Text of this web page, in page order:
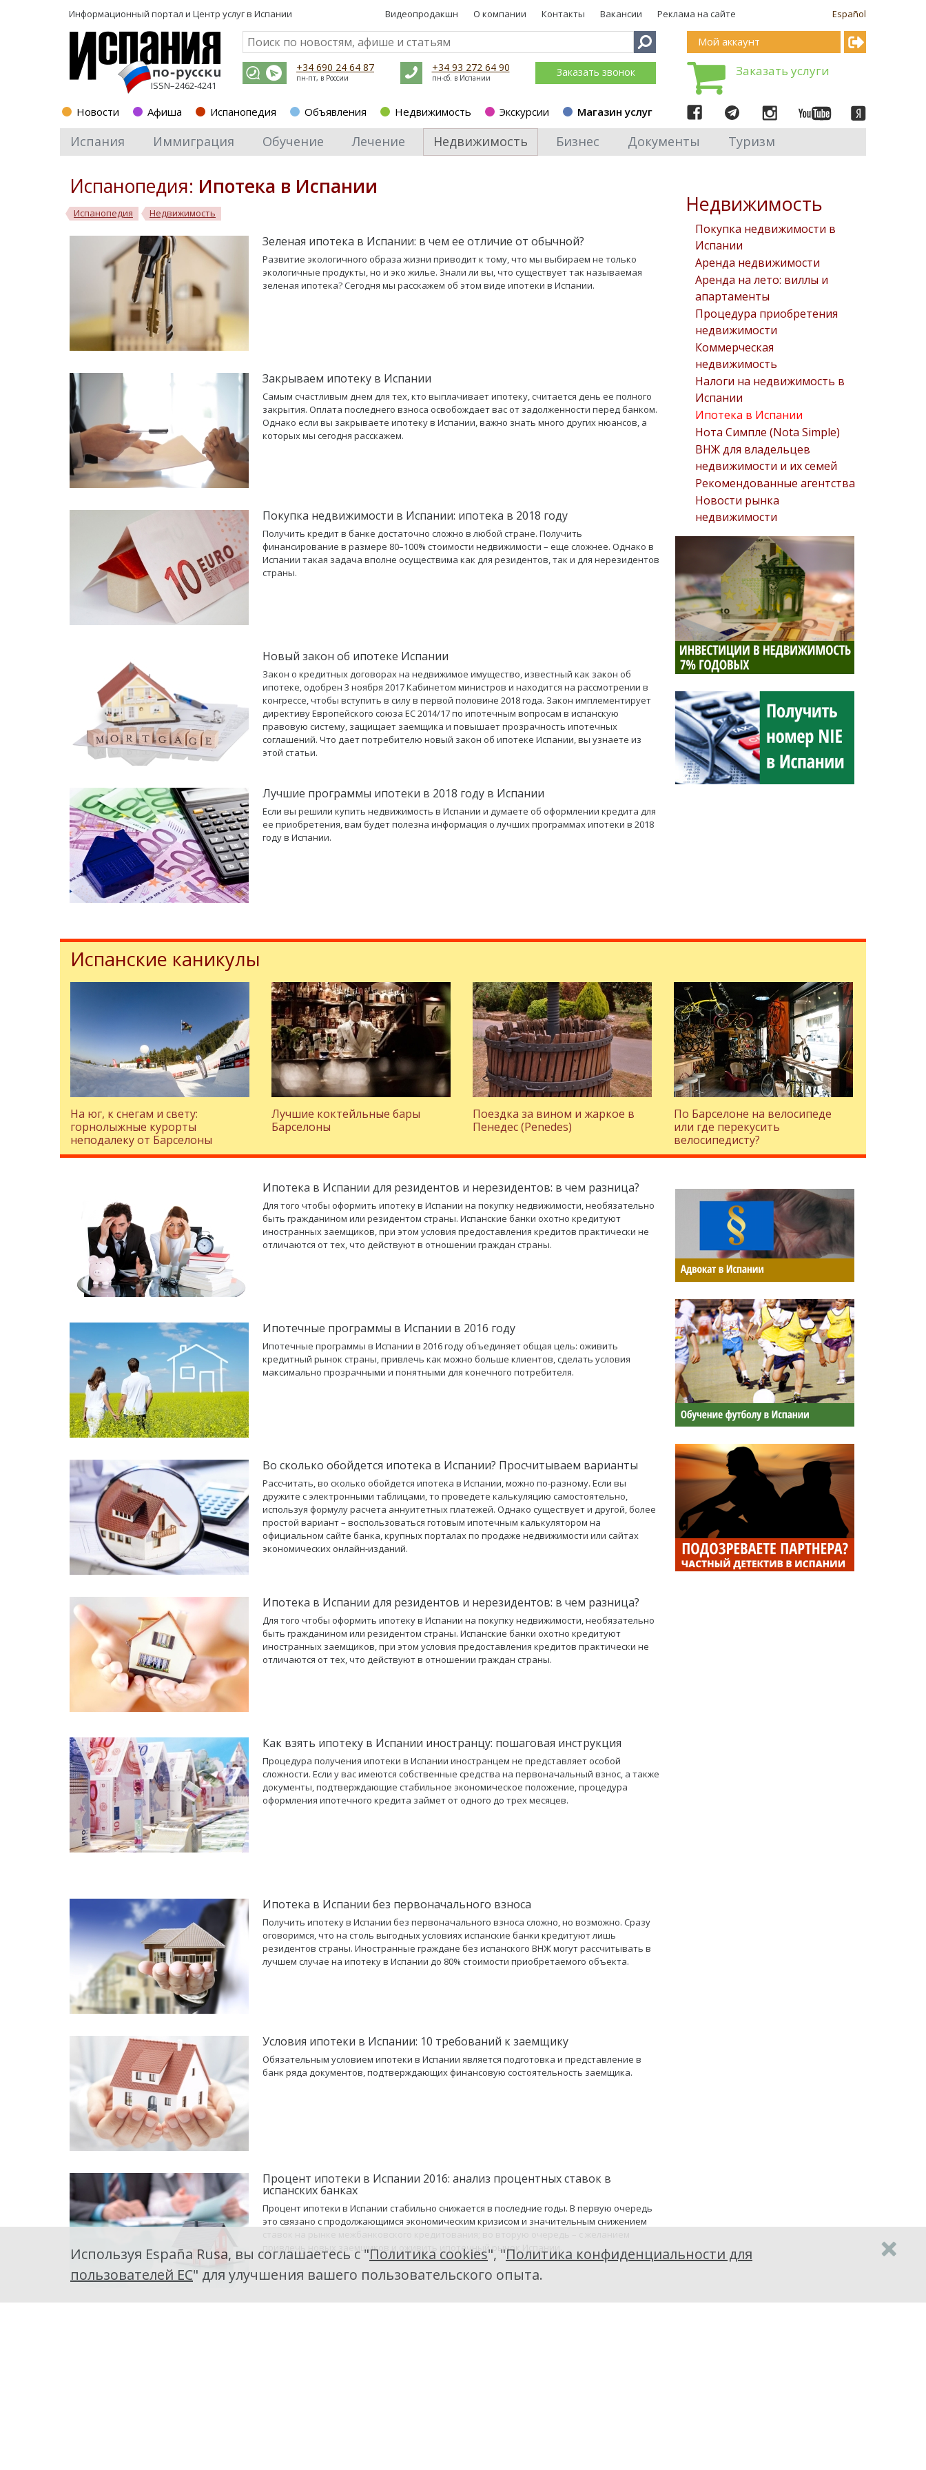
Информационный портал и Центр услуг в Испании Español
Видеопродакшн О компании Контакты Вакансии Реклама на сайте
ISSN–2462-4241
+34 690 24 64 87
пн-пт, в России
+34 93 272 64 90
пн-сб. в Испании Заказать звонок
Новости Афиша Испанопедия Объявления Недвижимость Экскурсии Магазин услуг
Мой аккаунт
Заказать услуги
Испания Иммиграция Обучение Лечение Недвижимость Бизнес Документы Туризм
Недвижимость
Покупка недвижимости в
Испании
Аренда недвижимости
Аренда на лето: виллы и
апартаменты
Процедура приобретения
недвижимости
Коммерческая
недвижимость
Налоги на недвижимость в
Испании
Ипотека в Испании
Нота Симпле (Nota Simple)
ВНЖ для владельцев
недвижимости и их семей
Рекомендованные агентства
Новости рынка
недвижимости
Испанопедия: Ипотека в Испании
Испанопедия Недвижимость
Зеленая ипотека в Испании: в чем ее отличие от обычной?
Развитие экологичного образа жизни приводит к тому, что мы выбираем не только
экологичные продукты, но и эко жилье. Знали ли вы, что существует так называемая
зеленая ипотека? Сегодня мы расскажем об этом виде ипотеки в Испании.
Закрываем ипотеку в Испании
Самым счастливым днем для тех, кто выплачивает ипотеку, считается день ее полного
закрытия. Оплата последнего взноса освобождает вас от задолженности перед банком.
Однако если вы закрываете ипотеку в Испании, важно знать много других нюансов, а
которых мы сегодня расскажем.
Покупка недвижимости в Испании: ипотека в 2018 году
Получить кредит в банке достаточно сложно в любой стране. Получить
финансирование в размере 80–100% стоимости недвижимости – еще сложнее. Однако в
Испании такая задача вполне осуществима как для резидентов, так и для нерезидентов
страны.
Новый закон об ипотеке Испании
Закон о кредитных договорах на недвижимое имущество, известный как закон об
ипотеке, одобрен 3 ноября 2017 Кабинетом министров и находится на рассмотрении в
конгрессе, чтобы вступить в силу в первой половине 2018 года. Закон имплементирует
директиву Европейского союза ЕС 2014/17 по ипотечным вопросам в испанскую
правовую систему, защищает заемщика и повышает прозрачность ипотечных
соглашений. Что дает потребителю новый закон об ипотеке Испании, вы узнаете из
этой статьи.
Лучшие программы ипотеки в 2018 году в Испании
Если вы решили купить недвижимость в Испании и думаете об оформлении кредита для
ее приобретения, вам будет полезна информация о лучших программах ипотеки в 2018
году в Испании.
Испанские каникулы
На юг, к снегам и свету:
горнолыжные курорты
неподалеку от Барселоны
Лучшие коктейльные бары
Барселоны
Поездка за вином и жаркое в
Пенедес (Penedes)
По Барселоне на велосипеде
или где перекусить
велосипедисту?
Ипотека в Испании для резидентов и нерезидентов: в чем разница?
Для того чтобы оформить ипотеку в Испании на покупку недвижимости, необязательно
быть гражданином или резидентом страны. Испанские банки охотно кредитуют
иностранных заемщиков, при этом условия предоставления кредитов практически не
отличаются от тех, что действуют в отношении граждан страны.
Ипотечные программы в Испании в 2016 году
Ипотечные программы в Испании в 2016 году объединяет общая цель: оживить
кредитный рынок страны, привлечь как можно больше клиентов, сделать условия
максимально прозрачными и понятными для конечного потребителя.
Во сколько обойдется ипотека в Испании? Просчитываем варианты
Рассчитать, во сколько обойдется ипотека в Испании, можно по-разному. Если вы
дружите с электронными таблицами, то проведете калькуляцию самостоятельно,
используя формулу расчета аннуитетных платежей. Однако существует и другой, более
простой вариант – воспользоваться готовым ипотечным калькулятором на
официальном сайте банка, крупных порталах по продаже недвижимости или сайтах
экономических онлайн-изданий.
Ипотека в Испании для резидентов и нерезидентов: в чем разница?
Для того чтобы оформить ипотеку в Испании на покупку недвижимости, необязательно
быть гражданином или резидентом страны. Испанские банки охотно кредитуют
иностранных заемщиков, при этом условия предоставления кредитов практически не
отличаются от тех, что действуют в отношении граждан страны.
Как взять ипотеку в Испании иностранцу: пошаговая инструкция
Процедура получения ипотеки в Испании иностранцем не представляет особой
сложности. Если у вас имеются собственные средства на первоначальный взнос, а также
документы, подтверждающие стабильное экономическое положение, процедура
оформления ипотечного кредита займет от одного до трех месяцев.
Ипотека в Испании без первоначального взноса
Получить ипотеку в Испании без первоначального взноса сложно, но возможно. Сразу
оговоримся, что на столь выгодных условиях испанские банки кредитуют лишь
резидентов страны. Иностранные граждане без испанского ВНЖ могут рассчитывать в
лучшем случае на ипотеку в Испании до 80% стоимости приобретаемого объекта.
Условия ипотеки в Испании: 10 требований к заемщику
Обязательным условием ипотеки в Испании является подготовка и представление в
банк ряда документов, подтверждающих финансовую состоятельность заемщика.
Процент ипотеки в Испании 2016: анализ процентных ставок в
испанских банках
Процент ипотеки в Испании стабильно снижается в последние годы. В первую очередь
это связано с продолжающимся экономическим кризисом и значительным снижением
привлечь новых заемщиков и оживить ипотечный рынок Испании.
Используя España Rusa, вы соглашаетесь с "Политика cookies", "Политика конфиденциальности для
пользователей ЕС" для улучшения вашего пользовательского опыта.